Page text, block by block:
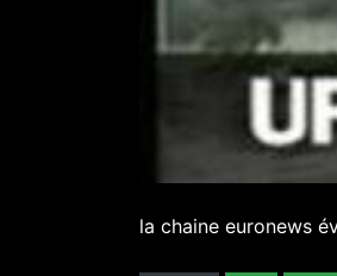
la chaine euronews